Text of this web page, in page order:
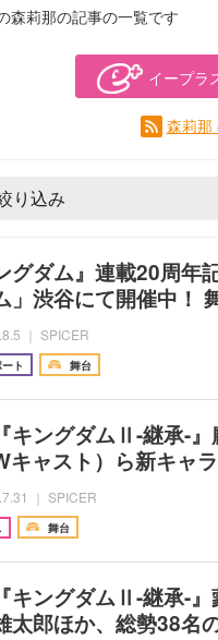
森莉那の記事の一覧です
イープラ
森莉那
り込み
グダム』連載20周年
」渋谷にて開催中！
｜ SPICER
ト 舞台
キングダムⅡ-継承-』
ャスト）ら新キャ
｜ SPICER
舞台
キングダムⅡ-継承-』
太郎ほか、総勢38名